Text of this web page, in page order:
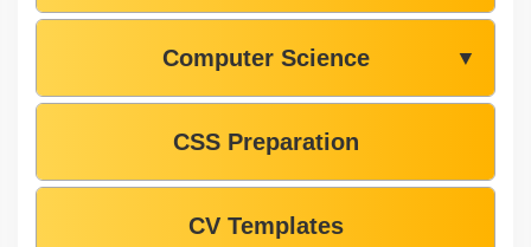
Computer Science ▼
CSS Preparation
CV Templates